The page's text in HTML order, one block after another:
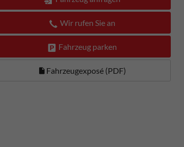
Wir rufen Sie an
Fahrzeug parken
Fahrzeugexposé (PDF)